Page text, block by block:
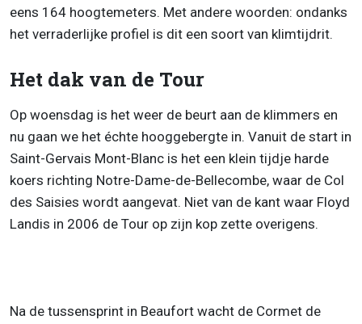
eens 164 hoogtemeters. Met andere woorden: ondanks
het verraderlijke profiel is dit een soort van klimtijdrit.
Het dak van de Tour
Op woensdag is het weer de beurt aan de klimmers en
nu gaan we het échte hooggebergte in. Vanuit de start in
Saint-Gervais Mont-Blanc is het een klein tijdje harde
koers richting Notre-Dame-de-Bellecombe, waar de Col
des Saisies wordt aangevat. Niet van de kant waar Floyd
Landis in 2006 de Tour op zijn kop zette overigens.
Na de tussensprint in Beaufort wacht de Cormet de